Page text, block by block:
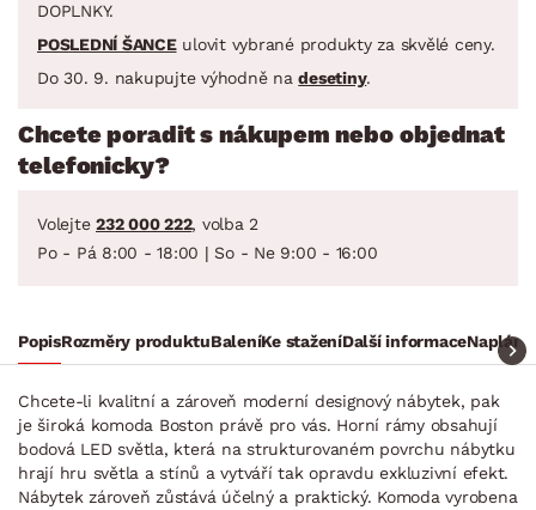
DOPLNKY.
POSLEDNÍ ŠANCEulovit vybrané produkty za skvělé ceny.
Do 30. 9. nakupujte výhodně nadesetiny.
Chcete poradit s nákupem nebo objednat
telefonicky?
Volejte 232 000 222, volba 2
Po - Pá 8:00 - 18:00 | So - Ne 9:00 - 16:00
PopisRozměry produktuBaleníKe staženíDalší informace
Chcete-li kvalitní a zároveň moderní designový nábytek, pak
je široká komoda Boston právě pro vás. Horní rámy obsahují
bodová LED světla, která na strukturovaném povrchu nábytku
hrají hru světla a stínů a vytváří tak opravdu exkluzivní efekt.
Nábytek zároveň zůstává účelný a praktický. Komoda vyrobena